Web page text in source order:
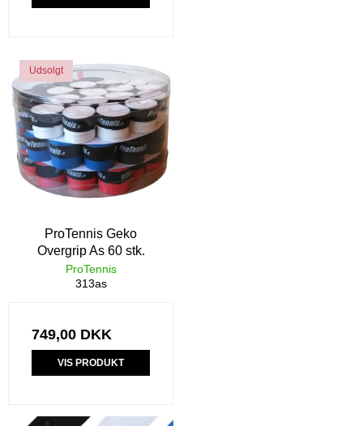
Udsolgt
ProTennis Geko
Overgrip As 60 stk.
ProTennis
313as
749,00 DKK
VIS PRODUKT